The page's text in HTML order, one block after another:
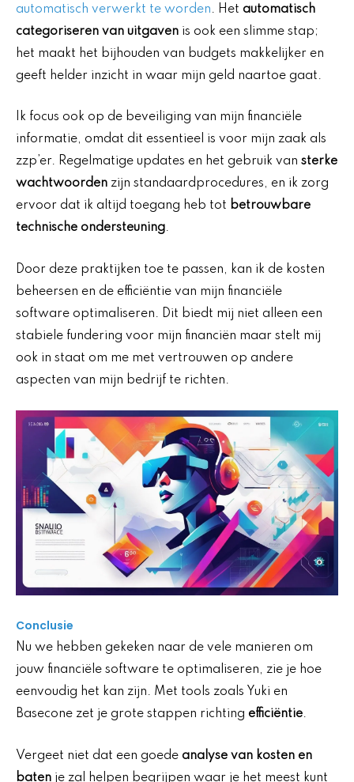
automatisch verwerkt te worden. Het automatisch
categoriseren van uitgaven is ook een slimme stap;
het maakt het bijhouden van budgets makkelijker en
geeft helder inzicht in waar mijn geld naartoe gaat.
Ik focus ook op de beveiliging van mijn financiële
informatie, omdat dit essentieel is voor mijn zaak als
zzp’er. Regelmatige updates en het gebruik van sterke
wachtwoorden zijn standaardprocedures, en ik zorg
ervoor dat ik altijd toegang heb tot betrouwbare
technische ondersteuning.
Door deze praktijken toe te passen, kan ik de kosten
beheersen en de efficiëntie van mijn financiële
software optimaliseren. Dit biedt mij niet alleen een
stabiele fundering voor mijn financiën maar stelt mij
ook in staat om me met vertrouwen op andere
aspecten van mijn bedrijf te richten.
Conclusie
Nu we hebben gekeken naar de vele manieren om
jouw financiële software te optimaliseren, zie je hoe
eenvoudig het kan zijn. Met tools zoals Yuki en
Basecone zet je grote stappen richting efficiëntie.
Vergeet niet dat een goede analyse van kosten en
baten je zal helpen begrijpen waar je het meest kunt